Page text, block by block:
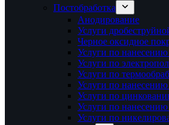
Постобработка
Анодирование
Услуги
Черное оксидное
Услуги по
Услуги по
Услуги по
Услуги по
Услуги по
Услуги по
Услуги по